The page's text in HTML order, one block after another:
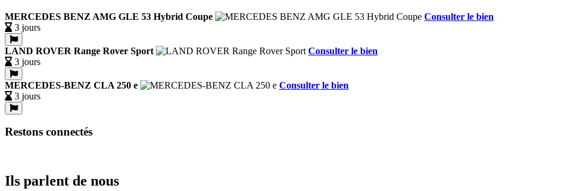
MERCEDES BENZ AMG GLE 53 Hybrid Coupe
Consulter le bien
3 jours
LAND ROVER Range Rover Sport
Consulter le bien
3 jours
MERCEDES-BENZ CLA 250 e
Consulter le bien
3 jours
Restons connectés
Ils parlent de nous